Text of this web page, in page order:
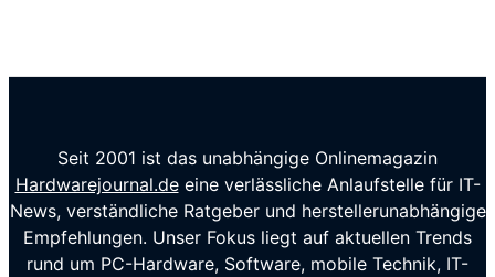
Seit 2001 ist das unabhängige Onlinemagazin
Hardwarejournal.deeine verlässliche Anlaufstelle für IT-
News, verständliche Ratgeber und herstellerunabhängige
Empfehlungen. Unser Fokus liegt auf aktuellen Trends
rund um PC-Hardware, Software, mobile Technik, IT-